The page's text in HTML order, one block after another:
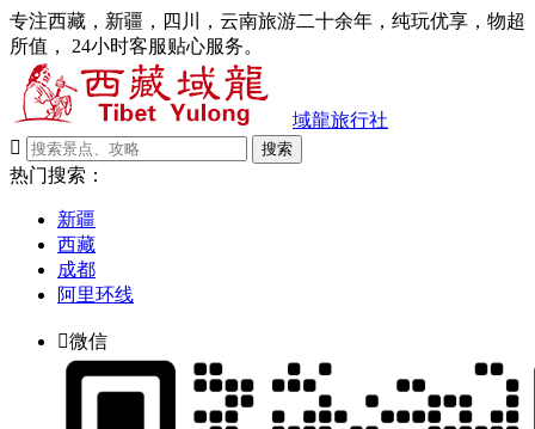
专注西藏，新疆，四川，云南旅游二十余年，纯玩优享，物超
所值， 24小时客服贴心服务。
域龍旅行社

搜索
热门搜索：
新疆
西藏
成都
阿里环线
微信